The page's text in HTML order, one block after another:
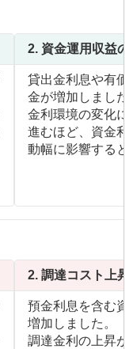
2. 資金運用収益の
貸出金利息や有価
金が増加しました
金利環境の変化に
進むほど、資金利
動幅に影響すると
2. 調達コスト上昇
預金利息を含む資
増加しました。
調達金利の上昇が